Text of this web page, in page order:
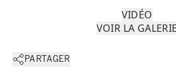
VIDÉO
VOIR LA GALERIE
PARTAGER